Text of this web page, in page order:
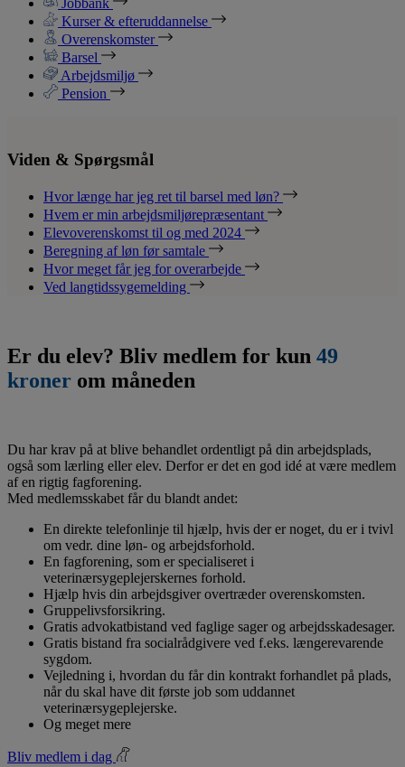
Jobbank
Kurser & efteruddannelse
Overenskomster
Barsel
Arbejdsmiljø
Pension
Viden & Spørgsmål
Hvor længe har jeg ret til barsel med løn?
Hvem er min arbejdsmiljørepræsentant
Elevoverenskomst til og med 2024
Beregning af løn før samtale
Hvor meget får jeg for overarbejde
Ved langtidssygemelding
Er du elev? Bliv medlem for kun 49
kroner om måneden
Du har krav på at blive behandlet ordentligt på din arbejdsplads,
også som lærling eller elev. Derfor er det en god idé at være medlem
af en rigtig fagforening.
Med medlemsskabet får du blandt andet:
En direkte telefonlinje til hjælp, hvis der er noget, du er i tvivl
om vedr. dine løn- og arbejdsforhold.
En fagforening, som er specialiseret i
veterinærsygeplejerskernes forhold.
Hjælp hvis din arbejdsgiver overtræder overenskomsten.
Gruppelivsforsikring.
Gratis advokatbistand ved faglige sager og arbejdsskadesager.
Gratis bistand fra socialrådgivere ved f.eks. længerevarende
sygdom.
Vejledning i, hvordan du får din kontrakt forhandlet på plads,
når du skal have dit første job som uddannet
veterinærsygeplejerske.
Og meget mere
Bliv medlem i dag